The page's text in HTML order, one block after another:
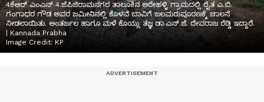
4ಕೆಆರ್ ಎಂಎನ್ 4.ಜೆಪಿಜಿರಾಮನಗರ ತಾಲೂಕಿನ ಅರೇಹಳ್ಳಿ ಗ್ರಾಮದಲ್ಲಿ ರೈತ ಎ.ಬಿ.
ಗಂಗಾಧರ ಗೌಡ ಅವರ ಜಮೀನಿನಲ್ಲಿ ಕೊಳವೆ ಬಾವಿಗೆ ಜಲಮರುಪೂರಣಕ್ಕೆ ಚಾಲನೆ
ನೀಡಲಾಯಿತು. ಅಂತರ್ಜಲ ಹಾಗೂ ಮಳೆ ಕೊಯ್ಲು ತಜ್ಞ ಡಾ.ಎನ್.ಜೆ. ದೇವರಾಜ ರೆಡ್ಡಿ ಇದ್ದಾರೆ.
| Kannada Prabha
Image Credit: KP